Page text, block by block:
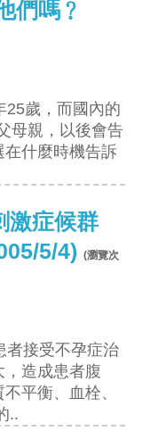
們嗎﹖
歲，而國內的
母親，以後會告
什麼時機告訴
激症候群
5/4) (瀏覽次
接受不孕症治
造成患者腹
平衡、血栓、
..